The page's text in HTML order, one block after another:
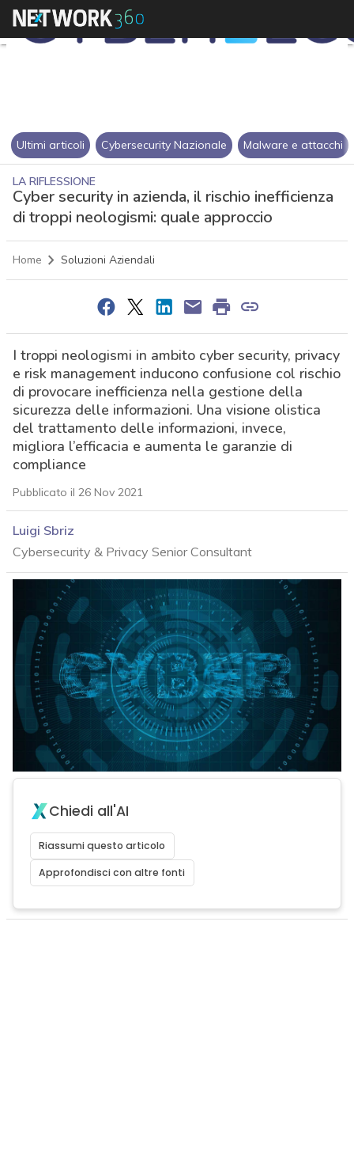
Ultimi articoli Cybersecurity Nazionale Malware e attacchi
LA RIFLESSIONE
Cyber security in azienda, il rischio inefficienza
di troppi neologismi: quale approccio
Home Soluzioni Aziendali
I troppi neologismi in ambito cyber security, privacy
e risk management inducono confusione col rischio
di provocare inefficienza nella gestione della
sicurezza delle informazioni. Una visione olistica
del trattamento delle informazioni, invece,
migliora l’efficacia e aumenta le garanzie di
compliance
Pubblicato il 26 Nov 2021
Luigi Sbriz
Cybersecurity & Privacy Senior Consultant
Chiedi all'AI
Riassumi questo articolo
Approfondisci con altre fonti